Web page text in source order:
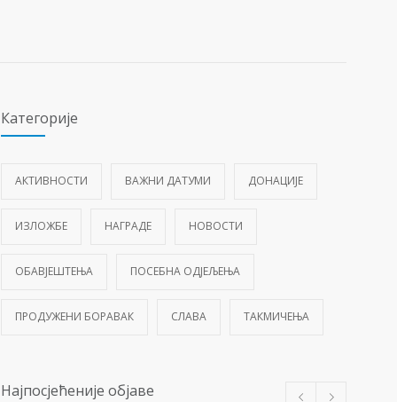
Категорије
АКТИВНОСТИ ВАЖНИ ДАТУМИ ДОНАЦИЈЕ
ИЗЛОЖБЕ НАГРАДЕ НОВОСТИ
ОБАВЈЕШТЕЊА ПОСЕБНА ОДЈЕЉЕЊА
ПРОДУЖЕНИ БОРАВАК СЛАВА ТАКМИЧЕЊА
Најпосјећеније објаве